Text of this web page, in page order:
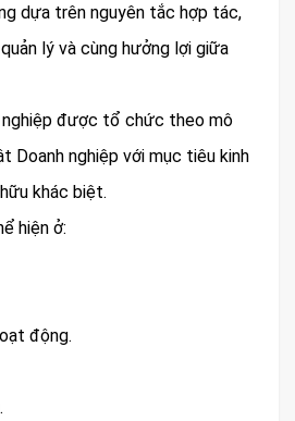
dựa trên nguyên tắc hợp tác,
lý và cùng hưởng lợi giữa
nghiệp được tổ chức theo mô
Doanh nghiệp với mục tiêu kinh
khác biệt.
hiện ở:
động.